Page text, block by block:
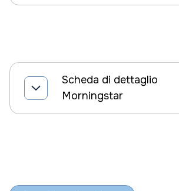
Scheda di dettaglio
Morningstar